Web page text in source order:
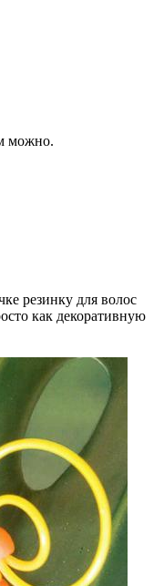
можно.
резинку для волос
как декоративную